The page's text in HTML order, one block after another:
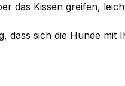
das Kissen greifen,
dass sich die Hunde mit